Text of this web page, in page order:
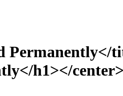
h1></